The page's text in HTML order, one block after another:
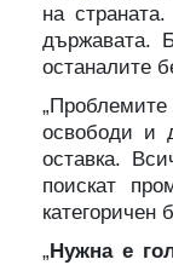
на
държавата.
останалите
освободи и
оставка.
поискат
категоричен
„Нужна е